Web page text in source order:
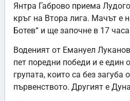
Янтра Габрово приема
кръг на Втора лига. Мачът е
Ботев“ и ще започне в 17
Воденият от Емануел
пет поредни победи и е един
групата, които са без загуба
първенството. Другият е